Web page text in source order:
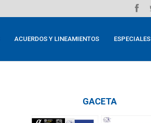
ACUERDOS Y LINEAMIENTOS ESPECIALES
GACETA